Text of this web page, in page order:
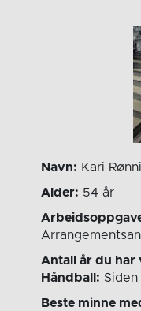
Navn: Kari
Alder: 54 år
Antall år du
Håndball: Siden
Beste minne